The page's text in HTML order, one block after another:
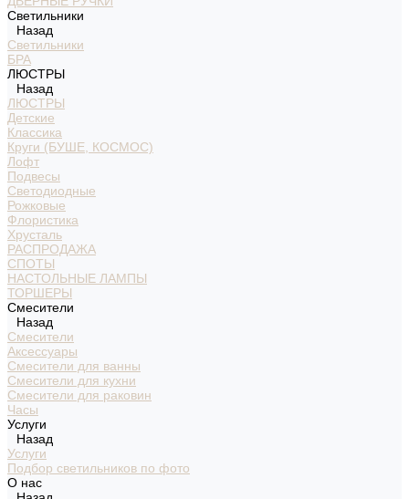
Светильники
Назад
Светильники
БРА
ЛЮСТРЫ
Назад
ЛЮСТРЫ
Детские
Классика
Круги (БУШЕ, КОСМОС)
Лофт
Подвесы
Светодиодные
Рожковые
Флористика
Хрусталь
РАСПРОДАЖА
СПОТЫ
НАСТОЛЬНЫЕ ЛАМПЫ
ТОРШЕРЫ
Смесители
Назад
Смесители
Аксессуары
Смесители для ванны
Смесители для кухни
Смесители для раковин
Часы
Услуги
Назад
Услуги
Подбор светильников по фото
О нас